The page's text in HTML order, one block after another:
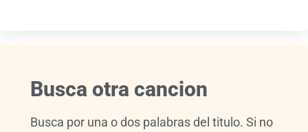
Busca otra cancion
Busca por una o dos palabras del titulo. Si no